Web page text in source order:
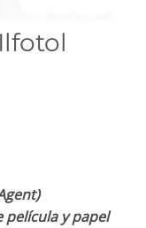
película y papel